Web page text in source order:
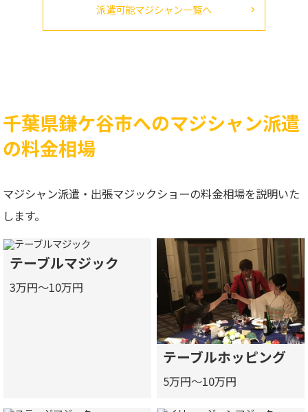
派遣可能マジシャン一覧へ
千葉県鎌ケ谷市へのマジシャン派遣
の料金相場
マジシャン派遣・出張マジックショーの料金相場を説明いた
します。
テーブルマジック
3万円～10万円
テーブルホッピング
5万円～10万円